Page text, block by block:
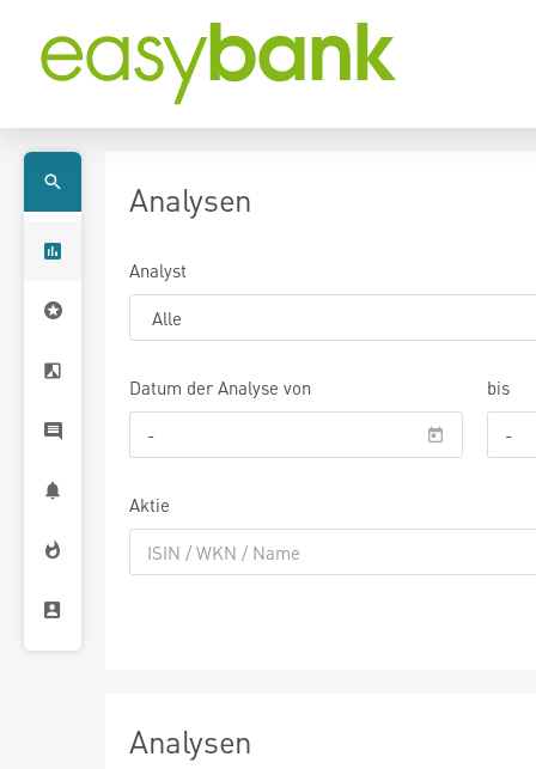
Analysen
Analyst
Datum der Analyse von bis
Aktie
Analysen